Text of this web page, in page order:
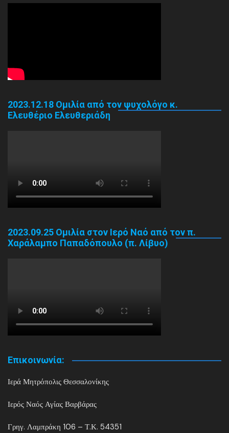
2023.12.18 Ομιλία από τον ψυχολόγο κ.
Ελευθέριο Ελευθεριάδη
2023.09.25 Ομιλία στον Ιερό Ναό από τον π.
Χαράλαμπο Παπαδόπουλο (π. Λίβυο)
Επικοινωνία:
Ιερά Μητρόπολις Θεσσαλονίκης
Ιερός Ναός Αγίας Βαρβάρας
Γρηγ. Λαμπράκη 106 – Τ.Κ. 54351